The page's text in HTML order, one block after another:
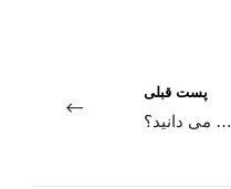
پست قبلی
از برند هوگو باس چه می دانید؟